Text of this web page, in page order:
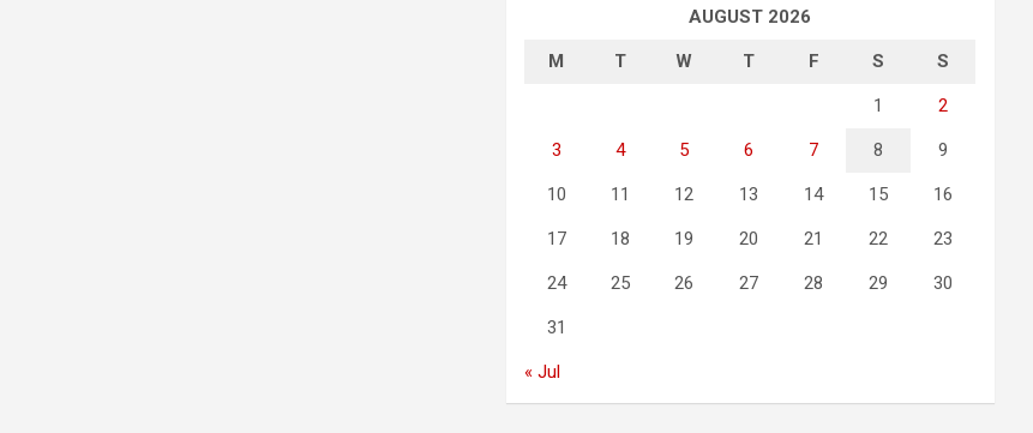
AUGUST 2026
M T W T F S S
1 2
3 4 5 6 7 8 9
10 11 12 13 14 15 16
17 18 19 20 21 22 23
24 25 26 27 28 29 30
31
« Jul